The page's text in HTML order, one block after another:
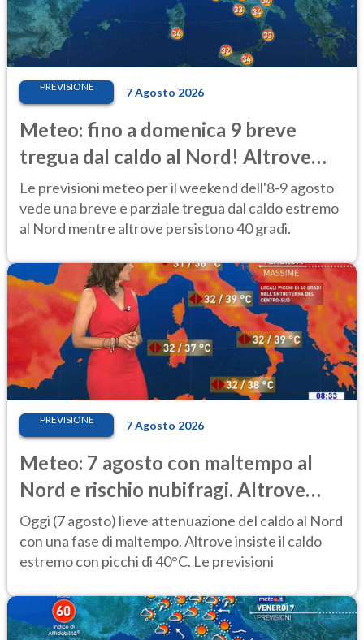
PREVISIONE 7 Agosto 2026
Meteo: fino a domenica 9 breve
tregua dal caldo al Nord! Altrove
calura e afa
Le previsioni meteo per il weekend dell'8-9 agosto
vede una breve e parziale tregua dal caldo estremo
al Nord mentre altrove persistono 40 gradi.
PREVISIONE 7 Agosto 2026
Meteo: 7 agosto con maltempo al
Nord e rischio nubifragi. Altrove
caldo estremo
Oggi (7 agosto) lieve attenuazione del caldo al Nord
con una fase di maltempo. Altrove insiste il caldo
estremo con picchi di 40°C. Le previsioni